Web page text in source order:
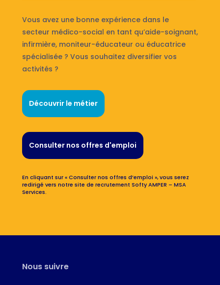
Vous avez une bonne expérience dans le
secteur médico-social en tant qu’aide-soignant,
infirmière, moniteur-éducateur ou éducatrice
spécialisée ? Vous souhaitez diversifier vos
activités ?
Découvrir le métier
Consulter nos offres d'emploi
En cliquant sur « Consulter nos offres d’emploi », vous serez
redirigé vers notre site de recrutement Softy AMPER – MSA
Services.
Nous suivre